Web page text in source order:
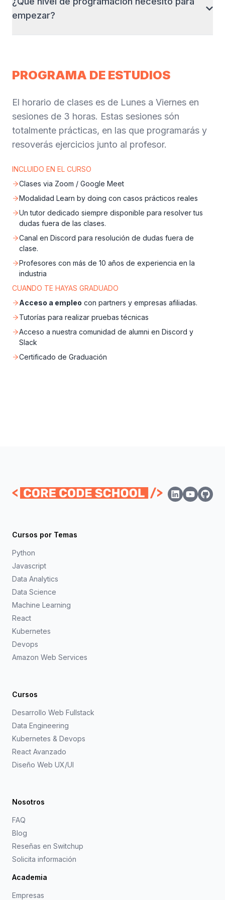
paso en tu carrera y te ayudaremos en ese camino.
profesores en vivo que imparten cada sesión a
través de Zoom. De esta manera, puedes
docentes disponibles para guiarte, es clave para tu
empezar?
lo necesario y te enseñamos los conceptos básicos.
sólida y estarás listo para seguir el ritmo sin
problemas, sin importar tu nivel inicial.
PROGRAMA DE ESTUDIOS
El horario de clases es de Lunes a Viernes en
sesiones de 3 horas. Estas sesiones són
totalmente prácticas, en las que programarás y
resoverás ejercicios junto al profesor.
INCLUIDO EN EL CURSO
Clases via Zoom / Google Meet
Modalidad Learn by doing con casos prácticos reales
Un tutor dedicado siempre disponible para resolver tus
dudas fuera de las clases.
Canal en Discord para resolución de dudas fuera de
clase.
Profesores con más de 10 años de experiencia en la
industria
CUANDO TE HAYAS GRADUADO
Acceso a empleo con partners y empresas afiliadas.
Tutorías para realizar pruebas técnicas
Acceso a nuestra comunidad de alumni en Discord y
Slack
Certificado de Graduación
Cursos por Temas
Python
Javascript
Data Analytics
Data Science
Machine Learning
React
Kubernetes
Devops
Amazon Web Services
Cursos
Desarrollo Web Fullstack
Data Engineering
Kubernetes & Devops
React Avanzado
Diseño Web UX/UI
Nosotros
FAQ
Blog
Reseñas en Switchup
Solicita información
Academia
Empresas